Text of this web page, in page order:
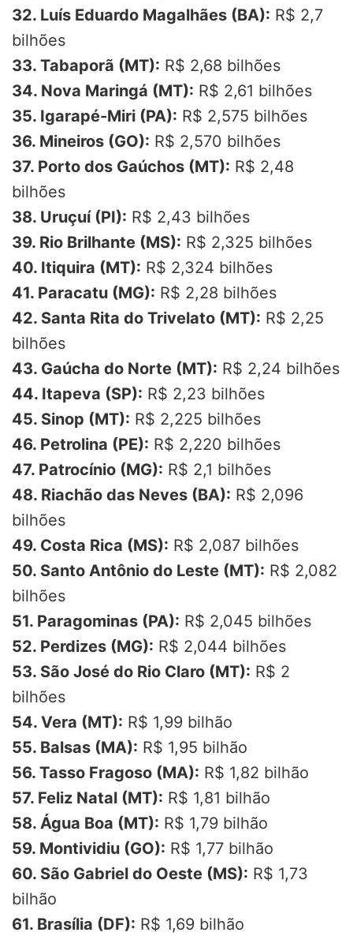
32. Luís Eduardo Magalhães (BA): R$ 2,7
bilhões
33. Tabaporã (MT): R$ 2,68 bilhões
34. Nova Maringá (MT): R$ 2,61 bilhões
35. Igarapé-Miri (PA): R$ 2,575 bilhões
36. Mineiros (GO): R$ 2,570 bilhões
37. Porto dos Gaúchos (MT): R$ 2,48
bilhões
38. Uruçuí (PI): R$ 2,43 bilhões
39. Rio Brilhante (MS): R$ 2,325 bilhões
40. Itiquira (MT): R$ 2,324 bilhões
41. Paracatu (MG): R$ 2,28 bilhões
42. Santa Rita do Trivelato (MT): R$ 2,25
bilhões
43. Gaúcha do Norte (MT): R$ 2,24 bilhões
44. Itapeva (SP): R$ 2,23 bilhões
45. Sinop (MT): R$ 2,225 bilhões
46. Petrolina (PE): R$ 2,220 bilhões
47. Patrocínio (MG): R$ 2,1 bilhões
48. Riachão das Neves (BA): R$ 2,096
bilhões
49. Costa Rica (MS): R$ 2,087 bilhões
50. Santo Antônio do Leste (MT): R$ 2,082
bilhões
51. Paragominas (PA): R$ 2,045 bilhões
52. Perdizes (MG): R$ 2,044 bilhões
53. São José do Rio Claro (MT): R$ 2
bilhões
54. Vera (MT): R$ 1,99 bilhão
55. Balsas (MA): R$ 1,95 bilhão
56. Tasso Fragoso (MA): R$ 1,82 bilhão
57. Feliz Natal (MT): R$ 1,81 bilhão
58. Água Boa (MT): R$ 1,79 bilhão
59. Montividiu (GO): R$ 1,77 bilhão
60. São Gabriel do Oeste (MS): R$ 1,73
bilhão
61. Brasília (DF): R$ 1,69 bilhão